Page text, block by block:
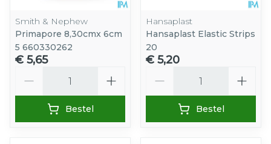
Smith & Nephew
Primapore 8,30cmx 6cm
5 660330262
€ 5,65
Bestel
Hansaplast
Hansaplast Elastic Strips
20
€ 5,20
Bestel